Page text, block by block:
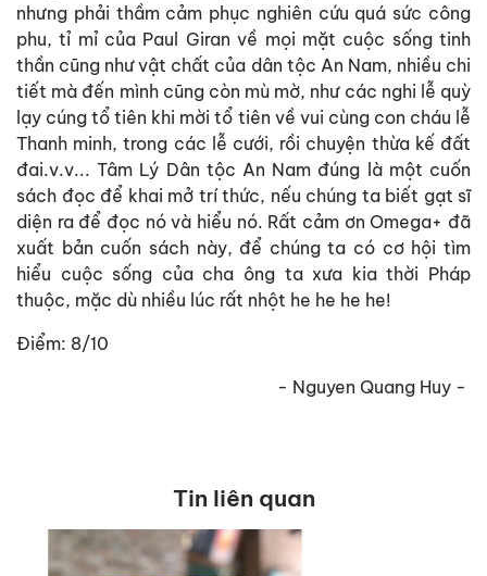
nhưng phải thầm cảm phục nghiên cứu quá sức công
phu, tỉ mỉ của Paul Giran về mọi mặt cuộc sống tinh
thần cũng như vật chất của dân tộc An Nam, nhiều chi
tiết mà đến mình cũng còn mù mờ, như các nghi lễ quỳ
lạy cúng tổ tiên khi mời tổ tiên về vui cùng con cháu lễ
Thanh minh, trong các lễ cưới, rồi chuyện thừa kế đất
đai.v.v... Tâm Lý Dân tộc An Nam đúng là một cuốn
sách đọc để khai mở trí thức, nếu chúng ta biết gạt sĩ
diện ra để đọc nó và hiểu nó. Rất cảm ơn Omega+ đã
xuất bản cuốn sách này, để chúng ta có cơ hội tìm
hiểu cuộc sống của cha ông ta xưa kia thời Pháp
thuộc, mặc dù nhiều lúc rất nhột he he he he!
Điểm: 8/10
- Nguyen Quang Huy -
Tin liên quan